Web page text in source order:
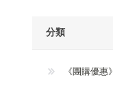
分類
《團購優惠》